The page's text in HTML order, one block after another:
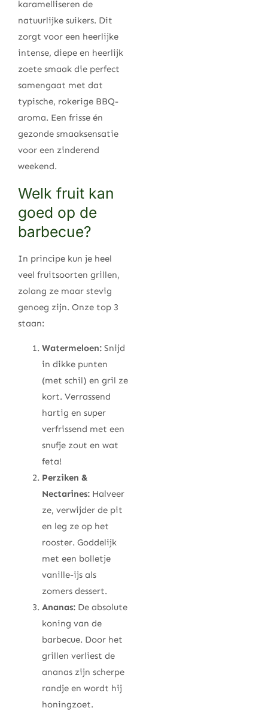
karamelliseren de
natuurlijke suikers. Dit
zorgt voor een heerlijke
intense, diepe en heerlijk
zoete smaak die perfect
samengaat met dat
typische, rokerige BBQ-
aroma. Een frisse én
gezonde smaaksensatie
voor een zinderend
weekend.
Welk fruit kan
goed op de
barbecue?
In principe kun je heel
veel fruitsoorten grillen,
zolang ze maar stevig
genoeg zijn. Onze top 3
staan:
Watermeloen: Snijd
in dikke punten
(met schil) en gril ze
kort. Verrassend
hartig en super
verfrissend met een
snufje zout en wat
feta!
Perziken &
Nectarines: Halveer
ze, verwijder de pit
en leg ze op het
rooster. Goddelijk
met een bolletje
vanille-ijs als
zomers dessert.
Ananas: De absolute
koning van de
barbecue. Door het
grillen verliest de
ananas zijn scherpe
randje en wordt hij
honingzoet.